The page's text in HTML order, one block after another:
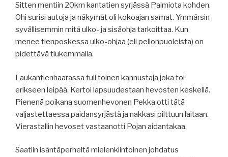
Sitten mentiin 20km kantatien syrjässä Paimiota kohden.
Ohi surisi autoja ja näkymät oli kokoajan samat. Ymmärsin
syvällisemmin mitä ulko- ja sisäohja tarkoittaa. Kun
menee tienposkessa ulko-ohjaa (eli pellonpuoleista) on
pidettävä tiukemmalla.
Laukantienhaarassa tuli toinen kannustaja joka toi
erikseen leipää. Kertoi lapsuudestaan hevosten keskellä.
Pienenä poikana suomenhevonen Pekka otti tätä
valjastettaessa paidansyrjästä ja nakkasi pilttuun laitaan.
Vierastallin hevoset vastaanotti Pojan aidantakaa.
Saatiin isäntäperheltä mielenkiintoinen johdatus